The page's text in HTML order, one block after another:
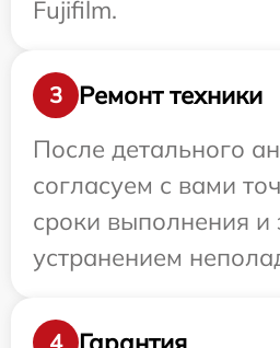
Fujifilm.
3
Ремонт техники
После детального
согласуем с вами
сроки выполнения и
устранением
4